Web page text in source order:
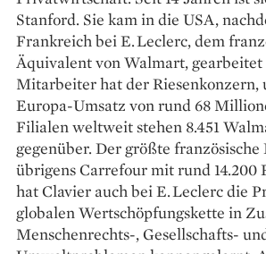
Stanford. Sie kam in die USA,
Frankreich bei E. Leclerc, dem
Äquivalent von Walmart, ­gearbeitet
Mitarbeiter hat der Riesen­konzern,
Europa-­Umsatz von rund 68
Filialen weltweit stehen 8.451
gegenüber. Der größte
übrigens Carre­four mit rund 14.200
hat Clavier auch bei E. Le­clerc die
globalen Wertschöpfungskette in
Menschenrechts-, Gesellschafts-